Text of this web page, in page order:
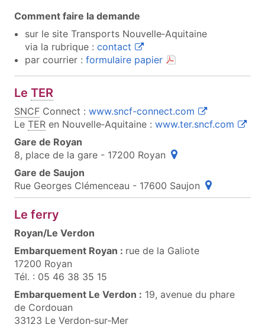
Comment faire la demande
sur le site Transports Nouvelle‑Aquitaine
via la rubrique : contact(ouvre une nouvelle fenêtre)
par courrier : formulaire papier(document PDF,
Le TER
SNCF Connect : www.sncf-connect.com (ouvre une
Le TER en Nouvelle‑Aquitaine : www.ter.sncf.com
Gare de Royan
8, place de la gare - 17200 Royan (ouvre une fenêtre
Gare de Saujon
Rue Georges Clémenceau - 17600 Saujon (ouvre une
Le ferry
Royan/Le Verdon
Embarquement Royan : rue de la Galiote
17200 Royan
Tél. : 05 46 38 35 15
Embarquement Le Verdon : 19, avenue du phare
de Cordouan
33123 Le Verdon‑sur‑Mer